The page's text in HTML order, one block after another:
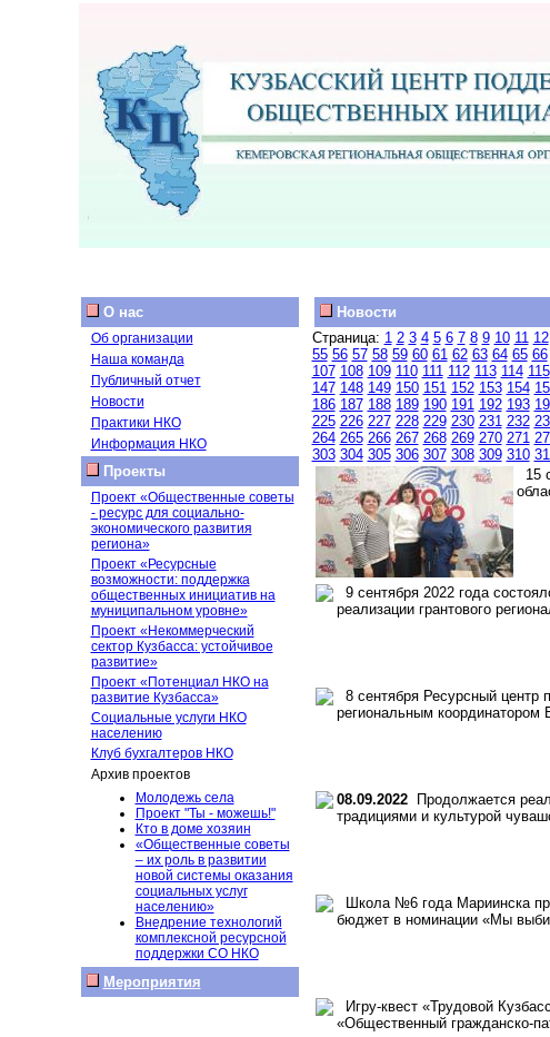
О нас
Об организации
Наша команда
Публичный отчет
Новости
Практики НКО
Информация НКО
Проекты
Проект «Общественные советы
- ресурс для социально-
экономического развития
региона»
Проект «Ресурсные
возможности: поддержка
общественных инициатив на
муниципальном уровне»
Проект «Некоммерческий
сектор Кузбасса: устойчивое
развитие»
Проект «Потенциал НКО на
развитие Кузбасса»
Социальные услуги НКО
населению
Клуб бухгалтеров НКО
Архив проектов
Молодежь села
Проект "Ты - можешь!"
Кто в доме хозяин
«Общественные советы
– их роль в развитии
новой системы оказания
социальных услуг
населению»
Внедрение технологий
комплексной ресурсной
поддержки СО НКО
Мероприятия
Новости
Страница: 1 2 3 4 5 6 7 8 9 10 11 12
55 56 57 58 59 60 61 62 63 64 65 66
107 108 109 110 111 112 113 114 115
147 148 149 150 151 152 153 154
186 187 188 189 190 191 192 193
225 226 227 228 229 230 231 232
264 265 266 267 268 269 270 271
303 304 305 306 307 308 309 310
15
9 сентября 2022 года
реализации грантового
8 сентября Ресурсный центр
региональным
08.09.2022Продолжается
традициями и культурой
Школа №6 года Мариинска
бюджет в номинации «Мы
Игру-квест «Трудовой
«Общественный гражданско-